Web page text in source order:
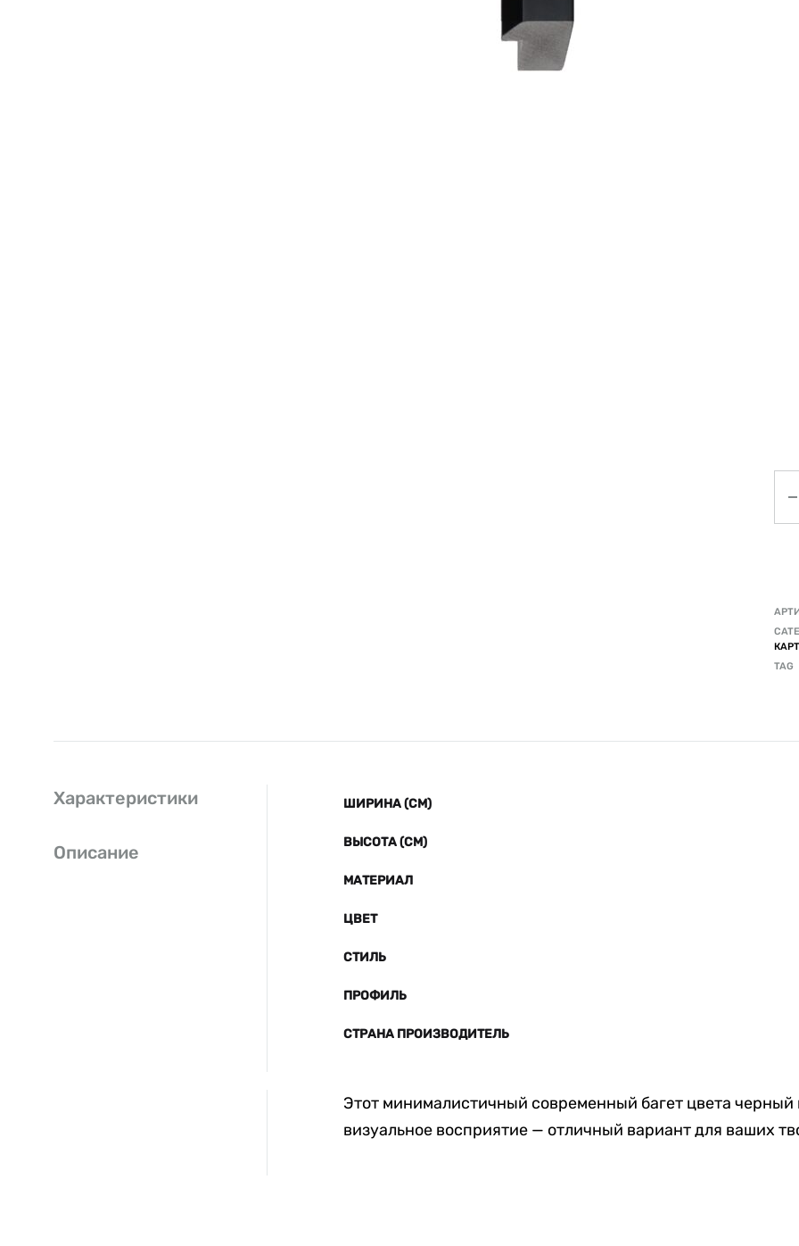
TAG
Характеристики
Описание
ШИРИНА (СМ)
ВЫСОТА (СМ)
МАТЕРИАЛ
ЦВЕТ
СТИЛЬ
ПРОФИЛЬ
СТРАНА ПРОИЗВОДИТЕЛЬ
Этот минималистичный современный багет цвета
визуальное восприятие — отличный вариант для ваших